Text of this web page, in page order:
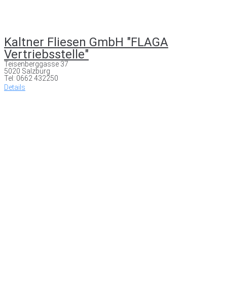
Kaltner Fliesen GmbH "FLAGA
Vertriebsstelle"
Teisenberggasse 37
5020 Salzburg
Tel: 0662 432250
Details